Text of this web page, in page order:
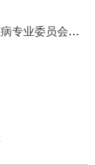
山东中西医结合学会心脏重症与结构性心脏病专业委员会成立暨心脏重症诊疗技术培训班圆满举行